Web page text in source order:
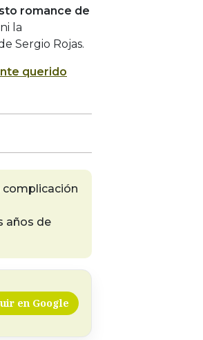
romance de
la
Sergio Rojas.
querido
complicación
años de
en Google